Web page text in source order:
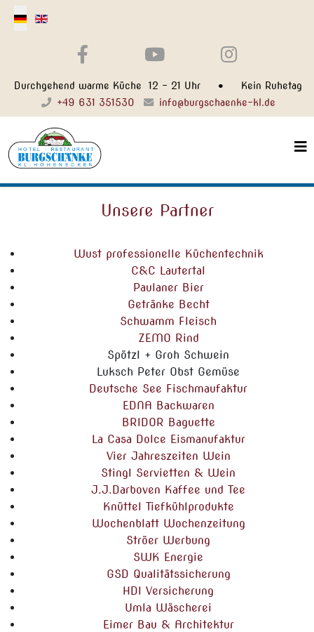
Select your language
Durchgehend warme Küche 12 - 21 Uhr • Kein Ruhetag
+49 631 351530
info@burgschaenke-kl.de
Unsere Partner
Wust professionelle Küchentechnik
C&C Lautertal
Paulaner Bier
Getränke Becht
Schwamm Fleisch
ZEMO Rind
Spötzl + Groh Schwein
Luksch Peter Obst Gemüse
Deutsche See Fischmaufaktur
EDNA Backwaren
BRIDOR Baguette
La Casa Dolce Eismanufaktur
Vier Jahreszeiten Wein
Stingl Servietten & Wein
J.J.Darboven Kaffee und Tee
Knüttel Tiefkühlprodukte
Wochenblatt Wochenzeitung
Ströer Werbung
SWK Energie
GSD Qualitätssicherung
HDI Versicherung
Umla Wäscherei
Eimer Bau & Architektur